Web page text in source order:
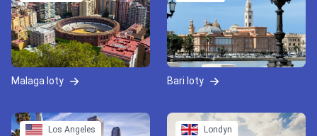
Malaga loty Bari loty
Los Angeles Londyn